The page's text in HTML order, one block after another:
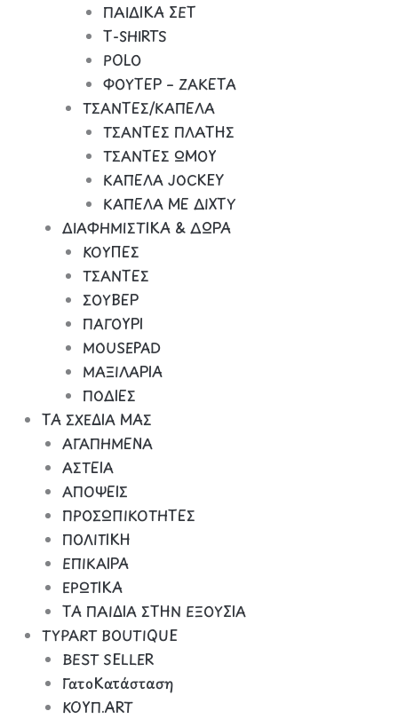
ΠΑΙΔΙΚΑ ΣΕΤ
Τ-SHIRTS
POLO
ΦΟΥΤΕΡ – ΖΑΚΕΤΑ
ΤΣΑΝΤΕΣ/ΚΑΠΕΛΑ
ΤΣΑΝΤΕΣ ΠΛΑΤΗΣ
ΤΣΑΝΤΕΣ ΩΜΟΥ
ΚΑΠΕΛΑ JOCKEY
ΚΑΠΕΛΑ ΜΕ ΔΙΧΤΥ
ΔΙΑΦΗΜΙΣΤΙΚΑ & ΔΩΡΑ
ΚΟΥΠΕΣ
ΤΣΑΝΤΕΣ
ΣΟΥΒΕΡ
ΠΑΓΟΥΡΙ
MOUSEPAD
ΜΑΞΙΛΑΡΙΑ
ΠΟΔΙΕΣ
ΤΑ ΣΧΕΔΙΑ ΜΑΣ
ΑΓΑΠΗΜΕΝΑ
ΑΣΤΕΙΑ
ΑΠΟΨΕΙΣ
ΠΡΟΣΩΠΙΚΟΤΗΤΕΣ
ΠΟΛΙΤΙΚΗ
ΕΠΙΚΑΙΡΑ
ΕΡΩΤΙΚΑ
ΤΑ ΠΑΙΔΙΑ ΣΤΗΝ ΕΞΟΥΣΙΑ
TYPART BOUTIQUE
BEST SELLER
ΓατοΚατάσταση
ΚΟΥΠ.ART